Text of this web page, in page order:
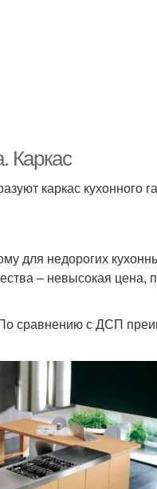
Каркас
каркас кухонного
для недорогих
– невысокая цена,
сравнению с ДСП